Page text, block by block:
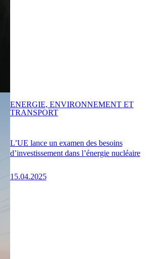
L’UE lance un examen des besoins
d’investissement dans l’énergie nucléaire
15.04.2025
ENERGIE, ENVIRONNEMENT ET
TRANSPORT